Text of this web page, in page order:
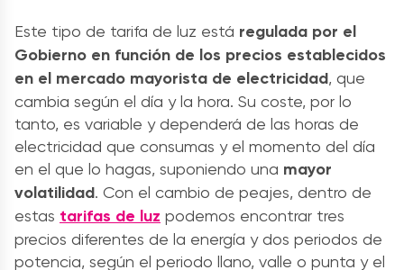
Este tipo de tarifa de luz está regulada por el
Gobierno en función de los precios establecidos
en el mercado mayorista de electricidad, que
cambia según el día y la hora. Su coste, por lo
tanto, es variable y dependerá de las horas de
electricidad que consumas y el momento del día
en el que lo hagas, suponiendo una mayor
volatilidad. Con el cambio de peajes, dentro de
estas tarifas de luz podemos encontrar tres
precios diferentes de la energía y dos periodos de
potencia, según el periodo llano, valle o punta y el